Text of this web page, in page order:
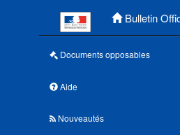
Bulletin
Documents opposables
Aide
Nouveautés